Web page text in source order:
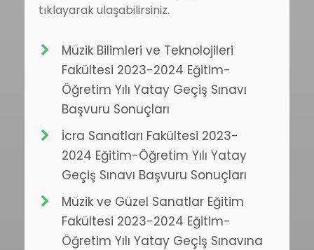
tıklayarak ulaşabilirsiniz.
Müzik Bilimleri ve Teknolojileri
Fakültesi 2023-2024 Eğitim-
Öğretim Yılı Yatay Geçiş Sınavı
Başvuru Sonuçları
İcra Sanatları Fakültesi 2023-
2024 Eğitim-Öğretim Yılı Yatay
Geçiş Sınavı Başvuru Sonuçları
Müzik ve Güzel Sanatlar Eğitim
Fakültesi 2023-2024 Eğitim-
Öğretim Yılı Yatay Geçiş Sınavına